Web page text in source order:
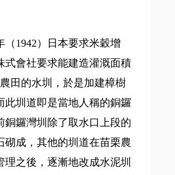
（1942）日本要求米穀增
式會社要求能建造灌溉面積
田的水圳，於是加建樟樹
此圳道即是當地人稱的銅鑼
銅鑼灣圳除了取水口上段的
砌成，其他的圳道在苗栗農
理之後，逐漸地改成水泥圳